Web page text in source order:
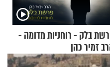
בלק - רוחניות מדומה -
זמיר כהן